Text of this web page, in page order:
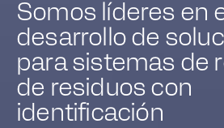
Somos líderes en
desarrollo de
para sistemas de
de residuos con
identificación